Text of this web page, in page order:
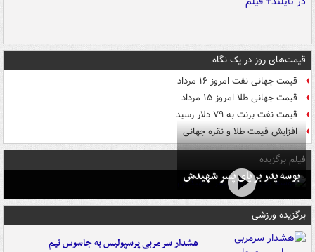
قیمت‌های روز در یک نگاه
قیمت جهانی نفت امروز ۱۶ مرداد
قیمت جهانی طلا امروز ۱۵ مرداد
قیمت نفت برنت به ۷۹ دلار رسید
افزایش قیمت طلا و نقره جهانی
فیلم برگزیده
بوسه‌ پدر بر پای پسر شهیدش
برگزیده ورزشی
هشدار سرمربی پرسپولیس به جاسوس تیم